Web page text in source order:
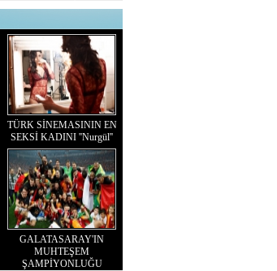
TÜRK SİNEMASININ EN
SEKSİ KADINI ''Nurgül''
GALATASARAY'IN
MUHTEŞEM
ŞAMPİYONLUĞU